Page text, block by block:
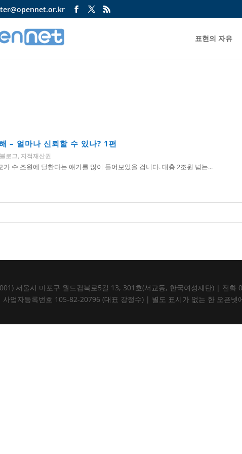
표현의 자유
– 얼마나 신뢰할 수 있나? 1편
로그, 지적재산권
가 수 조원에 달한다는 얘기를 많이 들어보았을 겁니다. 대충 2조원 넘는...
서울시 마포구 월드컵북로5길 13, 301호(서교동, 한국여성재단) |
업자등록번호 105-82-20796 (대표 강정수) | 별도 표시가 없는 한 오픈넷